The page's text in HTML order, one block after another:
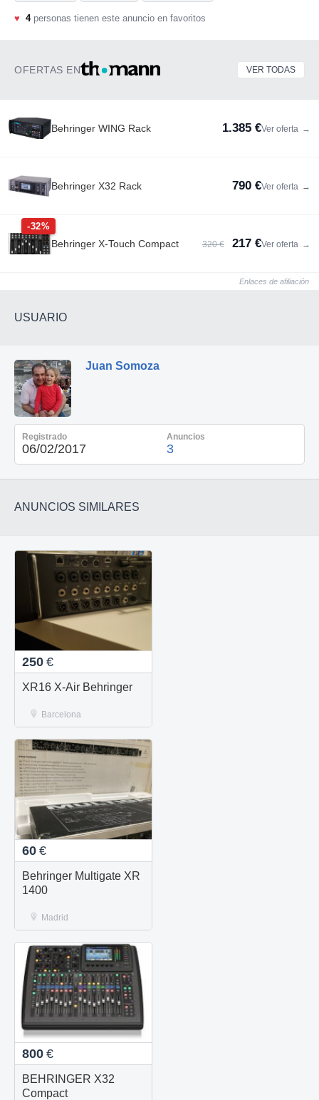
♥ 4personas tienen este anuncio en favoritos
OFERTAS EN VER TODAS
Behringer WING Rack 1.385 €Ver oferta →
Behringer X32 Rack 790 €Ver oferta →
-32%
Behringer X-Touch Compact 320 € 217 €Ver oferta →
Enlaces de afiliación
USUARIO
Juan Somoza
Registrado
06/02/2017
Anuncios
3
ANUNCIOS SIMILARES
250 €
XR16 X-Air Behringer
Barcelona
60 €
Behringer Multigate XR
1400
Madrid
800 €
BEHRINGER X32
Compact